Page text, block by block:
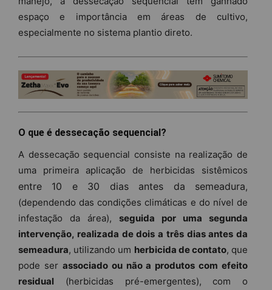
espaço e importância em áreas de cultivo,
especialmente no sistema plantio direto.
O que é dessecação sequencial?
A dessecação sequencial consiste na realização de
uma primeira aplicação de herbicidas sistêmicos
entre 10 e 30 dias antes da semeadura,
(dependendo das condições climáticas e do nível de
infestação da área), seguida por uma segunda
intervenção, realizada de dois a três dias antes da
semeadura, utilizando um herbicida de contato, que
pode ser associado ou não a produtos com efeito
residual (herbicidas pré-emergentes), com o